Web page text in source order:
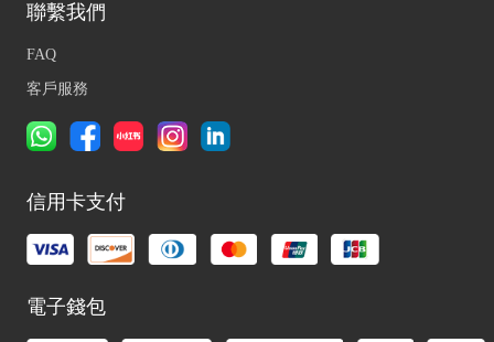
聯繫我們
FAQ
客戶服務
信用卡支付
電子錢包